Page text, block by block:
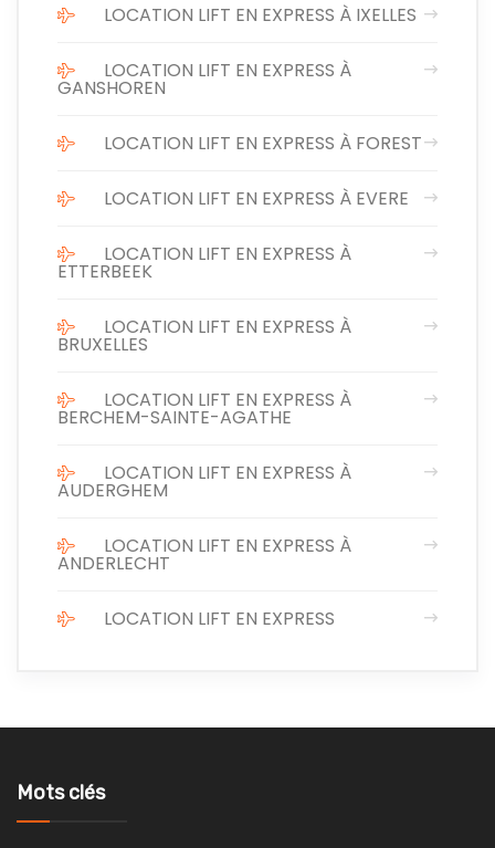
LOCATION LIFT EN EXPRESS À IXELLES
LOCATION LIFT EN EXPRESS À
GANSHOREN
LOCATION LIFT EN EXPRESS À FOREST
LOCATION LIFT EN EXPRESS À EVERE
LOCATION LIFT EN EXPRESS À
ETTERBEEK
LOCATION LIFT EN EXPRESS À
BRUXELLES
LOCATION LIFT EN EXPRESS À
BERCHEM-SAINTE-AGATHE
LOCATION LIFT EN EXPRESS À
AUDERGHEM
LOCATION LIFT EN EXPRESS À
ANDERLECHT
LOCATION LIFT EN EXPRESS
Mots clés